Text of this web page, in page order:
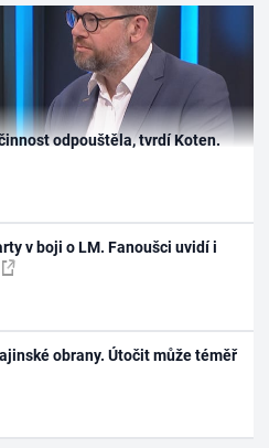
odpouštěla, tvrdí Koten.
v boji o LM. Fanoušci uvidí i
obrany. Útočit může téměř